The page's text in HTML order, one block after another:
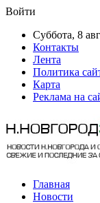
Войти
Суббота, 8
Контакты
Лента
Политика
Карта
Реклама на
Главная
Новости